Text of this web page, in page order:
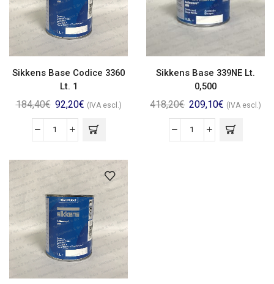
Sikkens Base Codice 3360
Lt. 1
184,40€ 92,20€ (IVA escl.)
Sikkens Base 339NE Lt.
0,500
418,20€ 209,10€ (IVA escl.)